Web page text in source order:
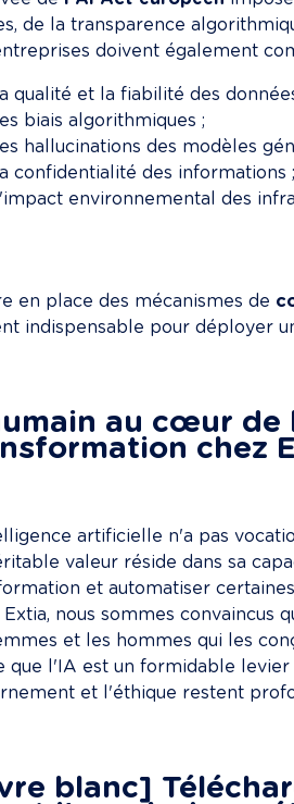
de la transparence
doivent également
la qualité et la fiabilité des
les biais algorithmiques ;
les hallucinations des modèles
la confidentialité des informations ;
l'impact environnemental des
en place des mécanismes de
indispensable pour déployer
au cœur de
chez
artificielle n'a pas
valeur réside dans sa
et automatiser
Extia, nous sommes convaincus
et les hommes qui les
que l'IA est un formidable
et l'éthique restent
blanc]